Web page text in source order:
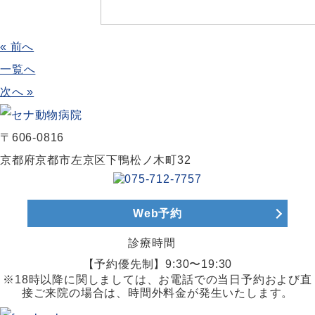
« 前へ
一覧へ
次へ »
〒606-0816
京都府京都市左京区下鴨松ノ木町32
Web予約
診療時間
【予約優先制】9:30〜19:30
※18時以降に関しましては、お電話での当日予約および直
接ご来院の場合は、時間外料金が発生いたします。